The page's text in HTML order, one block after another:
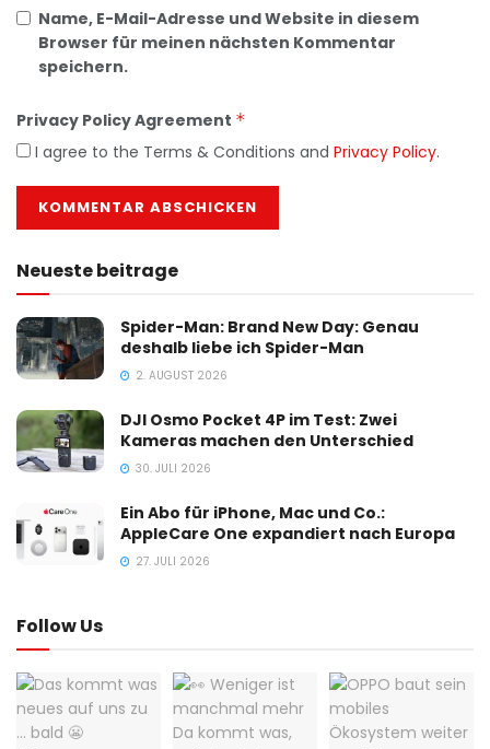
Name, E-Mail-Adresse und Website in diesem
Browser für meinen nächsten Kommentar
speichern.
Privacy Policy Agreement *
I agree to the Terms & Conditions and Privacy Policy.
Neueste beitrage
Spider-Man: Brand New Day: Genau
deshalb liebe ich Spider-Man
2. AUGUST 2026
DJI Osmo Pocket 4P im Test: Zwei
Kameras machen den Unterschied
30. JULI 2026
Ein Abo für iPhone, Mac und Co.:
AppleCare One expandiert nach Europa
27. JULI 2026
Follow Us